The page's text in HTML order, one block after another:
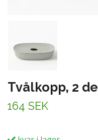
Tvålkopp, 2
164 SEK